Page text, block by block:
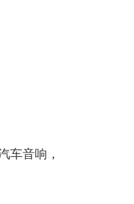
车音响，